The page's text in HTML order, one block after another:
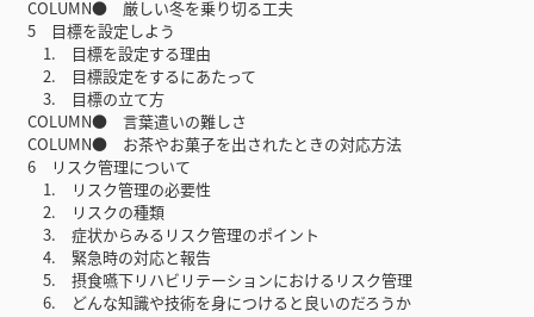
COLUMN● 厳しい冬を乗り切る工夫
5 目標を設定しよう
1. 目標を設定する理由
2. 目標設定をするにあたって
3. 目標の立て方
COLUMN● 言葉遣いの難しさ
COLUMN● お茶やお菓子を出されたときの対応方法
6 リスク管理について
1. リスク管理の必要性
2. リスクの種類
3. 症状からみるリスク管理のポイント
4. 緊急時の対応と報告
5. 摂食嚥下リハビリテーションにおけるリスク管理
6. どんな知識や技術を身につけると良いのだろうか